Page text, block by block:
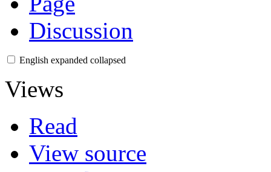
Discussion
English expanded collapsed
Views
Read
View source